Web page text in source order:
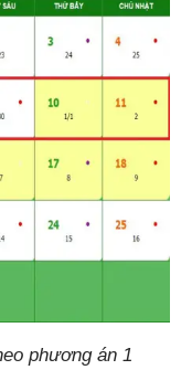
phương án 1